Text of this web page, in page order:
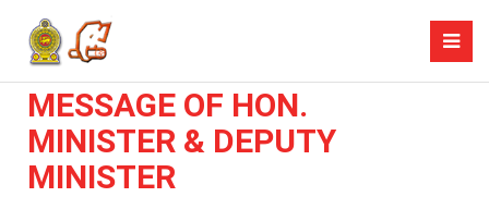
MESSAGE OF HON.
MINISTER & DEPUTY
MINISTER